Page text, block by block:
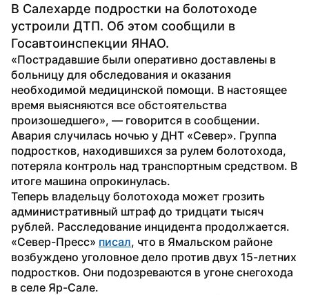
В Салехарде подростки на болотоходе
устроили ДТП. Об этом сообщили в
Госавтоинспекции ЯНАО.
«Пострадавшие были оперативно доставлены в
больницу для обследования и оказания
необходимой медицинской помощи. В настоящее
время выясняются все обстоятельства
произошедшего», — говорится в сообщении.
Авария случилась ночью у ДНТ «Север». Группа
подростков, находившихся за рулем болотохода,
потеряла контроль над транспортным средством. В
итоге машина опрокинулась.
Теперь владельцу болотохода может грозить
административный штраф до тридцати тысяч
рублей. Расследование инцидента продолжается.
«Север-Пресс» писал, что в Ямальском районе
возбуждено уголовное дело против двух 15-летних
подростков. Они подозреваются в угоне снегохода
в селе Яр-Сале.